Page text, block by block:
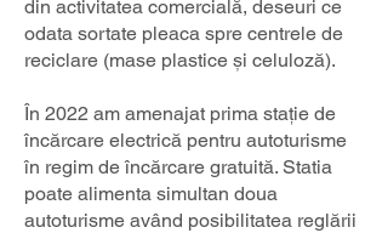
din activitatea comercială, deseuri ce
odata sortate pleaca spre centrele de
reciclare (mase plastice și celuloză).
În 2022 am amenajat prima stație de
încărcare electrică pentru autoturisme
în regim de încărcare gratuită. Statia
poate alimenta simultan doua
autoturisme având posibilitatea reglării